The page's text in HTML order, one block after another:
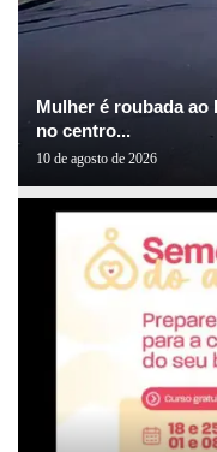
Mulher é roubada ao
no centro...
10 de agosto de 2026